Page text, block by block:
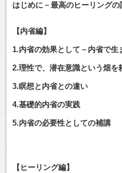
はじめに－最高のヒーリングの
【内省編】
1.内省の効果として－内省で生
2.理性で、潜在意識という畑を
3.瞑想と内省との違い
4.基礎的内省の実践
5.内省の必要性としての補講
【ヒーリング編】